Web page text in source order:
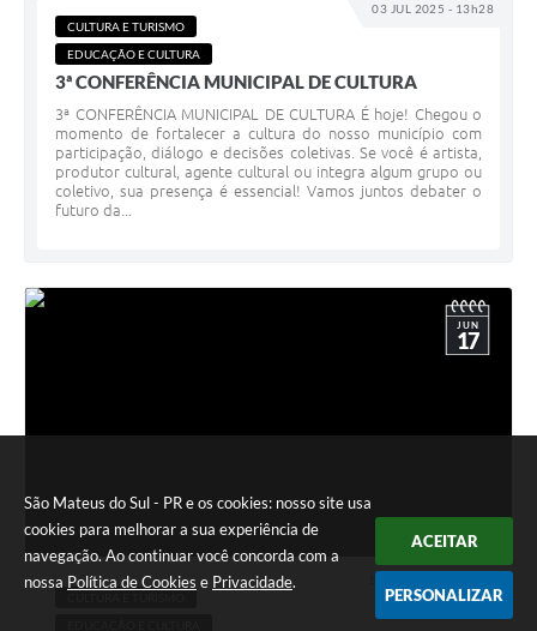
São Mateus do Sul - PR e os cookies: nosso site usa
cookies para melhorar a sua experiência de
navegação. Ao continuar você concorda com a
nossa Política de Cookies e Privacidade.
ACEITAR
PERSONALIZAR
03 JUL 2025 - 13h28
CULTURA E TURISMO
EDUCAÇÃO E CULTURA
3ª CONFERÊNCIA MUNICIPAL DE CULTURA
3ª CONFERÊNCIA MUNICIPAL DE CULTURA É hoje! Chegou o
momento de fortalecer a cultura do nosso município com
participação, diálogo e decisões coletivas. Se você é artista,
produtor cultural, agente cultural ou integra algum grupo ou
coletivo, sua presença é essencial! Vamos juntos debater o
futuro da...
JUN
17